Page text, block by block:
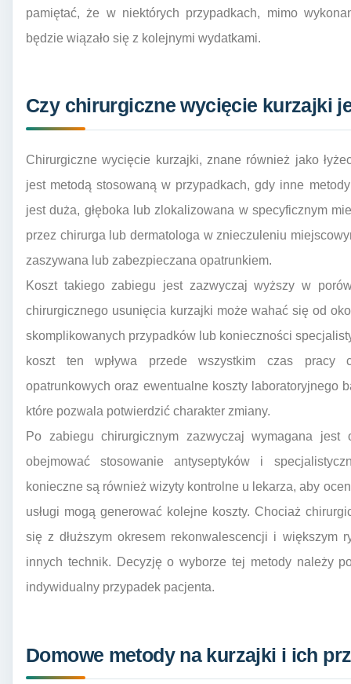
pamiętać, że w niektórych przypadkach, mimo
będzie wiązało się z kolejnymi wydatkami.
Czy chirurgiczne wycięcie kurzajki
Chirurgiczne wycięcie kurzajki, znane również jako
jest metodą stosowaną w przypadkach, gdy inne
jest duża, głęboka lub zlokalizowana w specyficznym
przez chirurga lub dermatologa w znieczuleniu
zaszywana lub zabezpieczana opatrunkiem.
Koszt takiego zabiegu jest zazwyczaj wyższy w
chirurgicznego usunięcia kurzajki może wahać się od
skomplikowanych przypadków lub konieczności
koszt ten wpływa przede wszystkim czas pracy
opatrunkowych oraz ewentualne koszty laboratoryjnego
które pozwala potwierdzić charakter zmiany.
Po zabiegu chirurgicznym zazwyczaj wymagana jest
obejmować stosowanie antyseptyków i
konieczne są również wizyty kontrolne u lekarza, aby
usługi mogą generować kolejne koszty. Chociaż
się z dłuższym okresem rekonwalescencji i większym
innych technik. Decyzję o wyborze tej metody należy
indywidualny przypadek pacjenta.
Domowe metody na kurzajki i ich